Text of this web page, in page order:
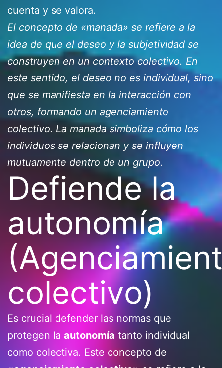
cuenta y se valora.
El concepto de «manada» se refiere a la
idea de que el deseo y la subjetividad se
construyen en un contexto colectivo. En
este sentido, el deseo no es individual, sino
que se manifiesta en la interacción con
otros, formando un agenciamiento
colectivo. La manada simboliza cómo los
individuos se relacionan y se influyen
mutuamente dentro de un grupo.
Defiende la
autonomía
colectivo)
Es crucial defender las normas que
protegen la autonomía tanto individual
como colectiva. Este concepto de